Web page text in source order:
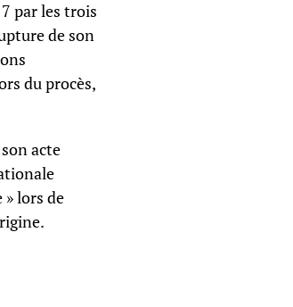
par les trois
de son
du procès,
acte
lors de